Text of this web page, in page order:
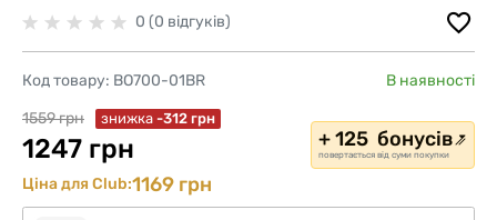
0 (0 відгуків)
Код товару: BO700-01BR
В наявності
1559 грн
знижка -312 грн
1247 грн + 125 бонусів
повертається від суми покупки
Ціна для Club:1169 грн